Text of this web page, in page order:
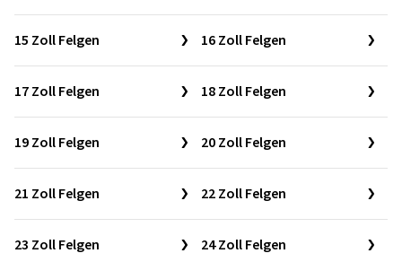
15 Zoll Felgen 16 Zoll Felgen
17 Zoll Felgen 18 Zoll Felgen
19 Zoll Felgen 20 Zoll Felgen
21 Zoll Felgen 22 Zoll Felgen
23 Zoll Felgen 24 Zoll Felgen